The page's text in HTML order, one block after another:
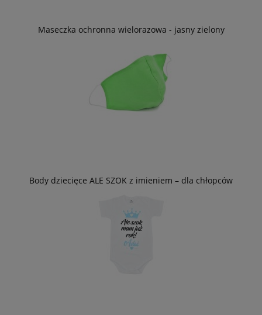
Maseczka ochronna wielorazowa - jasny zielony
Body dziecięce ALE SZOK z imieniem – dla chłopców